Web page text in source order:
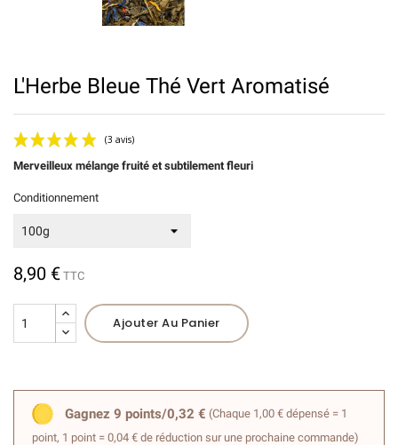
L'Herbe Bleue Thé Vert Aromatisé
Merveilleux mélange fruité et subtilement fleuri
Conditionnement
8,90 € TTC
Ajouter Au Panier
Gagnez 9 points/0,32 € (Chaque 1,00 € dépensé = 1
point, 1 point = 0,04 € de réduction sur une prochaine commande)